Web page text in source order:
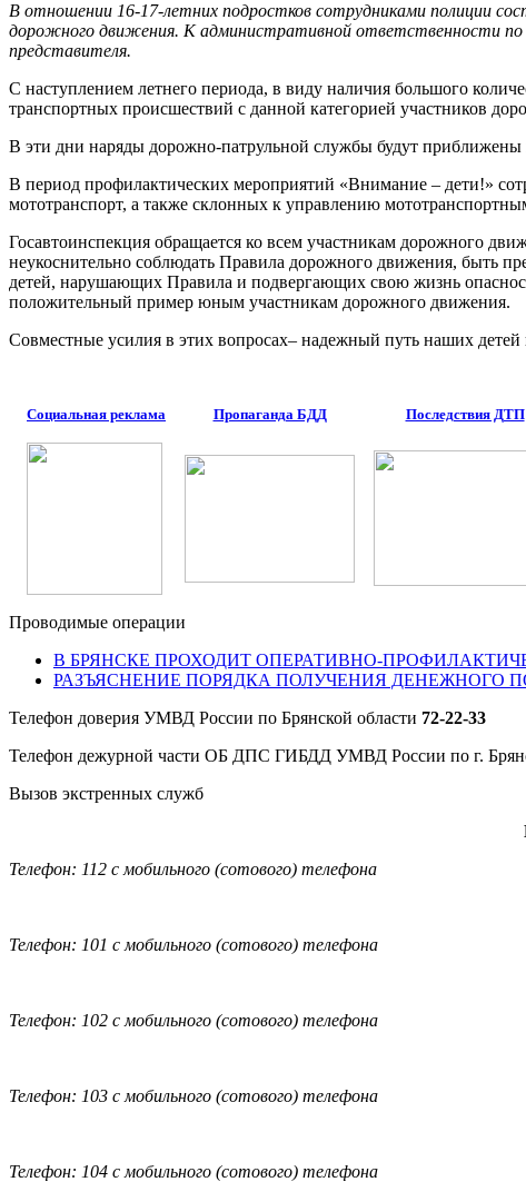
В отношении 16-17-летних подростков сотрудниками полиции
дорожного движения. К административной ответственности по
представителя.
С наступлением летнего периода, в виду наличия большого
транспортных происшествий с данной категорией участников
В эти дни наряды дорожно-патрульной службы будут
В период профилактических мероприятий «Внимание – дети!»
мототранспорт, а также склонных к управлению
Госавтоинспекция обращается ко всем участникам дорожного
неукоснительно соблюдать Правила дорожного движения, быть
детей, нарушающих Правила и подвергающих свою жизнь
положительный пример юным участникам дорожного движения.
Совместные усилия в этих вопросах– надежный путь наших детей
Социальная реклама Пропаганда БДД Последствия ДТП
Проводимые операции
В БРЯНСКЕ ПРОХОДИТ ОПЕРАТИВНО-
РАЗЪЯСНЕНИЕ ПОРЯДКА ПОЛУЧЕНИЯ ДЕНЕЖНОГО
Телефон доверия УМВД России по Брянской области 72-22-33
Телефон дежурной части ОБ ДПС ГИБДД УМВД России по г.
Вызов экстренных служб
Телефон: 112 с мобильного (сотового) телефона
Телефон: 101 с мобильного (сотового) телефона
Телефон: 102 с мобильного (сотового) телефона
Телефон: 103 с мобильного (сотового) телефона
Телефон: 104 с мобильного (сотового) телефона